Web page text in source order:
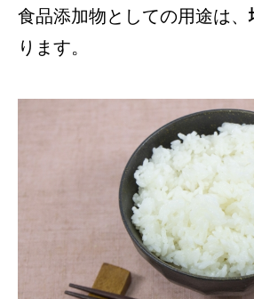
食品添加物としての用途は、
ります。